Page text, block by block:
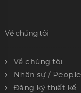
Về chúng tôi
Về chúng tôi
Nhân sự / People
Đăng ký thiết kế